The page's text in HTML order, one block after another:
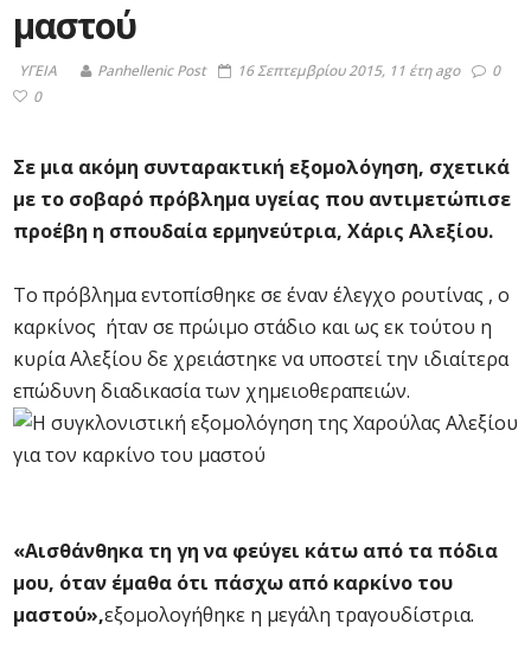
μαστού
ΥΓΕΙΑ Panhellenic Post 16 Σεπτεμβρίου 2015, 11 έτη ago
0
0
Σε μια ακόμη συνταρακτική εξομολόγηση, σχετικά
με το σοβαρό πρόβλημα υγείας που αντιμετώπισε
προέβη η σπουδαία ερμηνεύτρια, Χάρις Αλεξίου.
Το πρόβλημα εντοπίσθηκε σε έναν έλεγχο ρουτίνας , ο
καρκίνος ήταν σε πρώιμο στάδιο και ως εκ τούτου η
κυρία Αλεξίου δε χρειάστηκε να υποστεί την ιδιαίτερα
επώδυνη διαδικασία των χημειοθεραπειών.
«Αισθάνθηκα τη γη να φεύγει κάτω από τα πόδια
μου, όταν έμαθα ότι πάσχω από καρκίνο του
μαστού»,εξομολογήθηκε η μεγάλη τραγουδίστρια.